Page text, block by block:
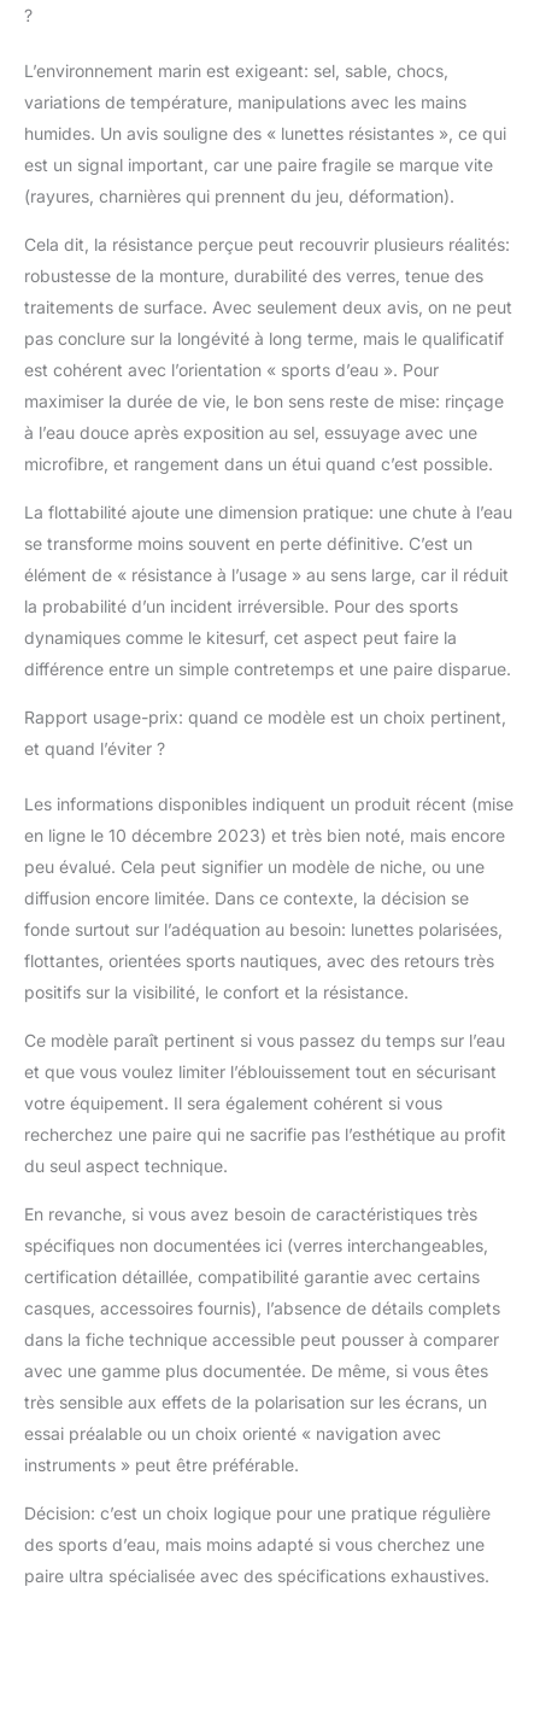
?
L’environnement marin est exigeant: sel, sable, chocs,
variations de température, manipulations avec les mains
humides. Un avis souligne des « lunettes résistantes », ce qui
est un signal important, car une paire fragile se marque vite
(rayures, charnières qui prennent du jeu, déformation).
Cela dit, la résistance perçue peut recouvrir plusieurs réalités:
robustesse de la monture, durabilité des verres, tenue des
traitements de surface. Avec seulement deux avis, on ne peut
pas conclure sur la longévité à long terme, mais le qualificatif
est cohérent avec l’orientation « sports d’eau ». Pour
maximiser la durée de vie, le bon sens reste de mise: rinçage
à l’eau douce après exposition au sel, essuyage avec une
microfibre, et rangement dans un étui quand c’est possible.
La flottabilité ajoute une dimension pratique: une chute à l’eau
se transforme moins souvent en perte définitive. C’est un
élément de « résistance à l’usage » au sens large, car il réduit
la probabilité d’un incident irréversible. Pour des sports
dynamiques comme le kitesurf, cet aspect peut faire la
différence entre un simple contretemps et une paire disparue.
Rapport usage-prix: quand ce modèle est un choix pertinent,
et quand l’éviter ?
Les informations disponibles indiquent un produit récent (mise
en ligne le 10 décembre 2023) et très bien noté, mais encore
peu évalué. Cela peut signifier un modèle de niche, ou une
diffusion encore limitée. Dans ce contexte, la décision se
fonde surtout sur l’adéquation au besoin: lunettes polarisées,
flottantes, orientées sports nautiques, avec des retours très
positifs sur la visibilité, le confort et la résistance.
Ce modèle paraît pertinent si vous passez du temps sur l’eau
et que vous voulez limiter l’éblouissement tout en sécurisant
votre équipement. Il sera également cohérent si vous
recherchez une paire qui ne sacrifie pas l’esthétique au profit
du seul aspect technique.
En revanche, si vous avez besoin de caractéristiques très
spécifiques non documentées ici (verres interchangeables,
certification détaillée, compatibilité garantie avec certains
casques, accessoires fournis), l’absence de détails complets
dans la fiche technique accessible peut pousser à comparer
avec une gamme plus documentée. De même, si vous êtes
très sensible aux effets de la polarisation sur les écrans, un
essai préalable ou un choix orienté « navigation avec
instruments » peut être préférable.
Décision: c’est un choix logique pour une pratique régulière
des sports d’eau, mais moins adapté si vous cherchez une
paire ultra spécialisée avec des spécifications exhaustives.